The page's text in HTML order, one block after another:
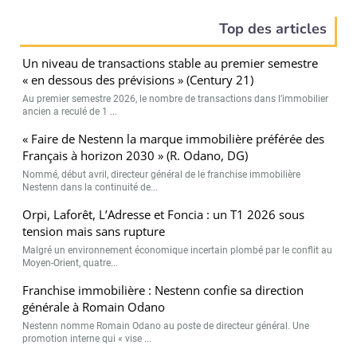
Top des articles
Un niveau de transactions stable au premier semestre
« en dessous des prévisions » (Century 21)
Au premier semestre 2026, le nombre de transactions dans l’immobilier
ancien a reculé de 1 ...
« Faire de Nestenn la marque immobilière préférée des
Français à horizon 2030 » (R. Odano, DG)
Nommé, début avril, directeur général de le franchise immobilière
Nestenn dans la continuité de...
Orpi, Laforêt, L’Adresse et Foncia : un T1 2026 sous
tension mais sans rupture
Malgré un environnement économique incertain plombé par le conflit au
Moyen-Orient, quatre...
Franchise immobilière : Nestenn confie sa direction
générale à Romain Odano
Nestenn nomme Romain Odano au poste de directeur général. Une
promotion interne qui « vise ...